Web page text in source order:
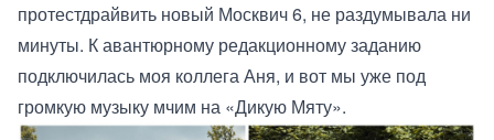
протестдрайвить новый Москвич 6, не раздумывала ни
минуты. К авантюрному редакционному заданию
подключилась моя коллега Аня, и вот мы уже под
громкую музыку мчим на «Дикую Мяту».